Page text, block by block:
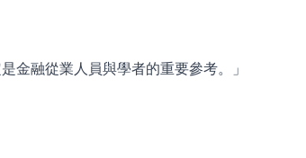
金融從業人員與學者的重要參考。」